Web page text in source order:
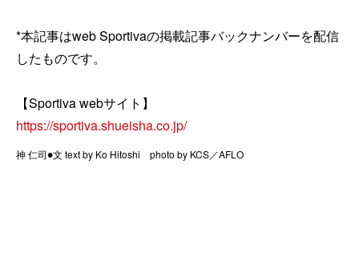
*本記事はweb Sportivaの掲載記事バックナンバーを配信
したものです。
【Sportiva webサイト】
https://sportiva.shueisha.co.jp/
神 仁司●文 text by Ko Hitoshi photo by KCS／AFLO